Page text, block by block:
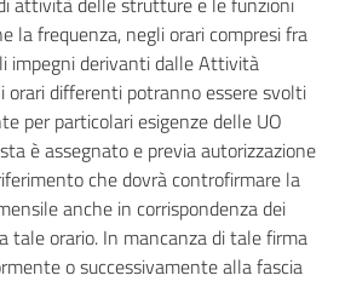
la frequenza, negli orari compresi fra
impegni derivanti dalle Attività
orari differenti potranno essere svolti
per particolari esigenze delle UO
è assegnato e previa autorizzazione
che dovrà controfirmare la
anche in corrispondenza dei
tale orario. In mancanza di tale firma
o successivamente alla fascia